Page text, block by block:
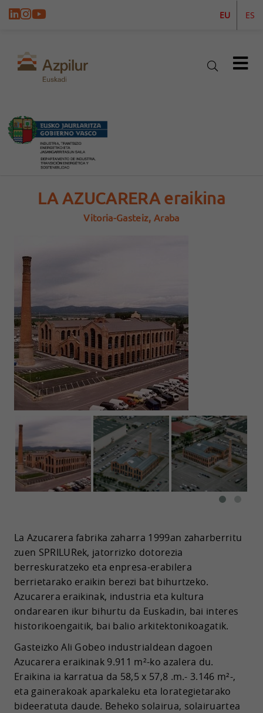
EU ES
LA AZUCARERA eraikina
Vitoria-Gasteiz, Araba
La Azucarera fabrika zaharra 1999an zaharberritu
zuen SPRILURek, jatorrizko dotorezia
berreskuratzeko eta enpresa-erabilera
berrietarako eraikin berezi bat bihurtzeko.
Azucarera eraikinak, industria eta kultura
ondarearen ikur bihurtu da Euskadin, bai interes
historikoengaitik, bai balio arkitektonikoagatik.
Gasteizko Ali Gobeo industrialdean dagoen
Azucarera eraikinak 9.911 m²-ko azalera du.
Eraikina ia karratua da 58,5 x 57,8 .m.- 3.146 m²-,
eta gainerakoak aparkaleku eta lorategietarako
bideeratuta daude. Beheko solairua, solairuartea